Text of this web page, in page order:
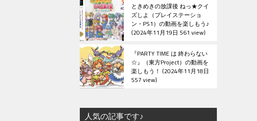
ときめきの放課後 ねっ★クイ
ズしよ（プレイステーショ
ン・PS1）の動画を楽しもう♪
2024年11月19日 561 view
『PARTY TIME は 終わらない
☆』（東方Project）の動画を
楽しもう！ 2024年11月18日
557 view
人気の記事です♪